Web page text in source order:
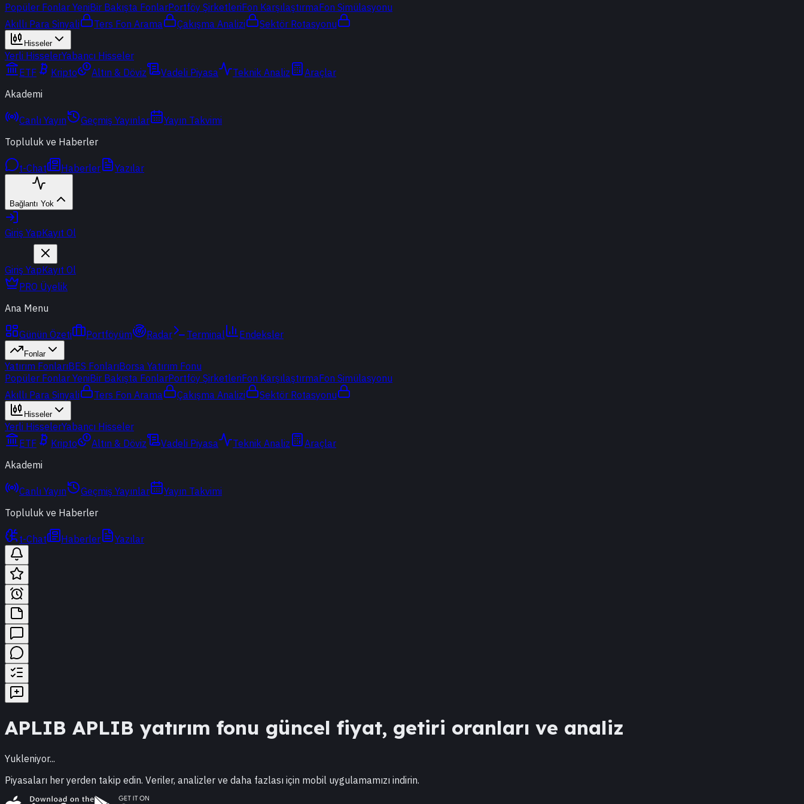
Popüler Fonlar YeniBir Bakışta FonlarPortföy ŞirketleriFon KarşılaştırmaFon Simülasyonu
Akıllı Para Sinyali
Ters Fon Arama Çakışma Analizi Sektör Rotasyonu
Hisseler
Yerli HisselerYabancı Hisseler
ETF
Kripto Altın & Döviz Vadeli Piyasa Teknik Analiz
Araçlar
Akademi
Canlı Yayın Geçmiş Yayınlar
Yayın Takvimi
Topluluk ve Haberler
t-Chat Haberler Yazılar
Bağlantı Yok
Giriş YapKayıt Ol
Giriş YapKayıt Ol
PRO Üyelik
Ana Menu
Günün Özeti Portföyüm Radar Terminal Endeksler
Fonlar
Yatırım FonlarıBES FonlarıBorsa Yatırım Fonu
Popüler Fonlar YeniBir Bakışta FonlarPortföy ŞirketleriFon KarşılaştırmaFon Simülasyonu
Akıllı Para Sinyali
Ters Fon Arama Çakışma Analizi Sektör Rotasyonu
Hisseler
Yerli HisselerYabancı Hisseler
ETF
Kripto Altın & Döviz Vadeli Piyasa Teknik Analiz
Araçlar
Akademi
Canlı Yayın Geçmiş Yayınlar
Yayın Takvimi
Topluluk ve Haberler
t-Chat Haberler Yazılar
APLIB APLIB yatırım fonu güncel fiyat, getiri oranları ve analiz
Yukleniyor...
Piyasaları her yerden takip edin. Veriler, analizler ve daha fazlası için mobil uygulamamızı indirin.